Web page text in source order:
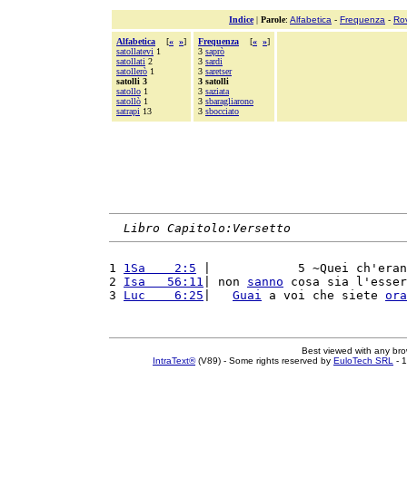
Indice| Parole: Alfabetica - Frequenza -
Alfabetica [« »]
satollatevi 1
satollati 2
satollerò 1
satolli 3
satollo 1
satollò 1
satrapi 13
Frequenza [« »]
3 saprò
3 sardi
3 saretser
3 satolli
3 saziata
3 sbaragliarono
3 sbocciato
Libro Capitolo:Versetto
1 1Sa    2:5 |            5 ~Quei
2 Isa   56:11 | non sanno cosa sia
3 Luc    6:25 Guai a voi che siete ora
Best viewed with any
IntraText®(V89) - Some rights reserved by EuloTech SRL -